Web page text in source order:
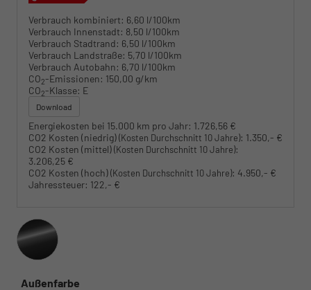
Verbrauch kombiniert: 6,60 l/100km
Verbrauch Innenstadt: 8,50 l/100km
Verbrauch Stadtrand: 6,50 l/100km
Verbrauch Landstraße: 5,70 l/100km
Verbrauch Autobahn: 6,70 l/100km
CO2-Emissionen: 150,00 g/km
CO2-Klasse: E
Download
Energiekosten bei 15.000 km pro Jahr: 1.726,56 €
CO2 Kosten (niedrig)(Kosten Durchschnitt 10 Jahre): 1.350,- €
CO2 Kosten (mittel)(Kosten Durchschnitt 10 Jahre):
3.206,25 €
CO2 Kosten (hoch)(Kosten Durchschnitt 10 Jahre): 4.950,- €
Jahressteuer: 122,- €
Außenfarbe